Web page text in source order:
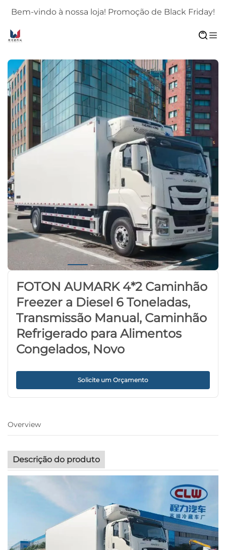
Bem-vindo à nossa loja! Promoção de Black Friday!
FOTON AUMARK 4*2 Caminhão
Freezer a Diesel 6 Toneladas,
Transmissão Manual, Caminhão
Refrigerado para Alimentos
Congelados, Novo
Solicite um Orçamento
Overview
Descrição do produto